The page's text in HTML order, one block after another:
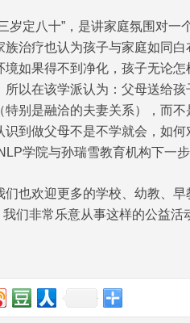
定八十”，是讲家庭氛围对一
治疗也认为孩子与家庭如同白
境如果得不到净化，孩子无论
所以在该学派认为：父母送给
特别是融洽的夫妻关系），而
识到做父母不是不学就会，如
学院与孙瑞雪教育机构下一步
欢迎更多的学校、幼教、早
们非常乐意从事这样的公益活